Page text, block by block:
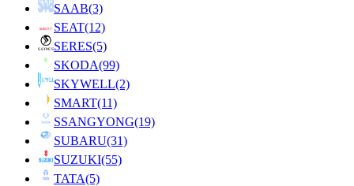
SAAB(3)
SEAT(12)
SERES(5)
SKODA(99)
SKYWELL(2)
SMART(11)
SSANGYONG(19)
SUBARU(31)
SUZUKI(55)
TATA(5)